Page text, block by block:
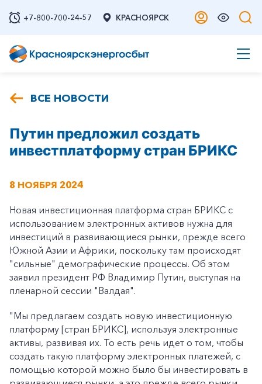
+7-800-700-24-57 КРАСНОЯРСК
ВСЕ НОВОСТИ
Путин предложил создать
инвестплатформу стран БРИКС
8 НОЯБРЯ 2024
Новая инвестиционная платформа стран БРИКС с
использованием электронных активов нужна для
инвестиций в развивающиеся рынки, прежде всего
Южной Азии и Африки, поскольку там происходят
"сильные" демографические процессы. Об этом
заявил президент РФ Владимир Путин, выступая на
пленарной сессии "Валдая".
"Мы предлагаем создать новую инвестиционную
платформу [стран БРИКС], используя электронные
активы, развивая их. То есть речь идет о том, чтобы
создать такую платформу электронных платежей, с
помощью которой можно было бы инвестировать в